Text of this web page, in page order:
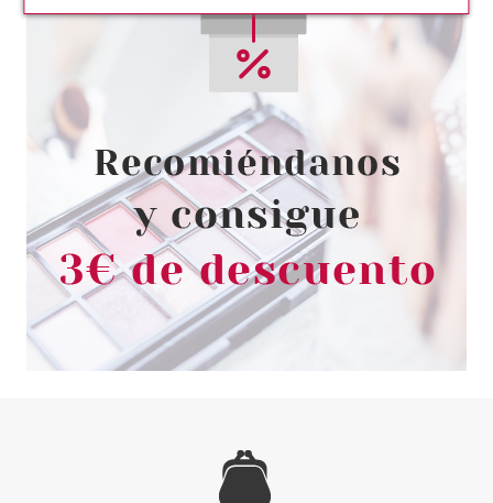
CATRICE
CATRICE ETERNAL RED SET
DE CUIDADO LABIAL
-28%
desde
5.75€
BONDI SANDS
BONDI SANDS BALSAMO